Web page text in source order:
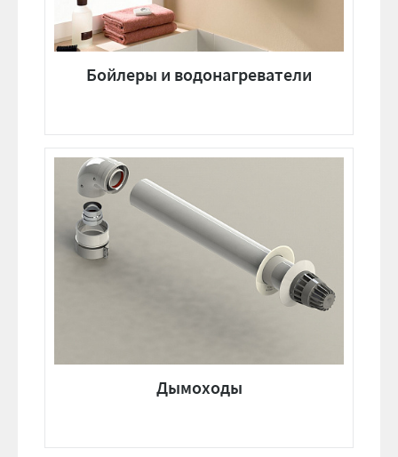
Бойлеры и водонагреватели
Дымоходы